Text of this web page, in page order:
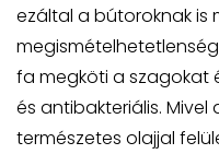
ezáltal a bútoroknak is
fa megköti a szagokat
és antibakteriális.
természetes olajjal